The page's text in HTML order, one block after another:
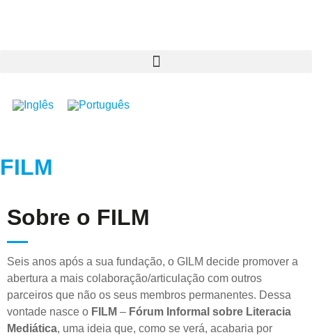
FILM
Sobre o FILM
Seis anos após a sua fundação, o GILM decide promover a
abertura a mais colaboração/articulação com outros
parceiros que não os seus membros permanentes. Dessa
vontade nasce o FILM – Fórum Informal sobre Literacia
Mediática, uma ideia que, como se verá, acabaria por